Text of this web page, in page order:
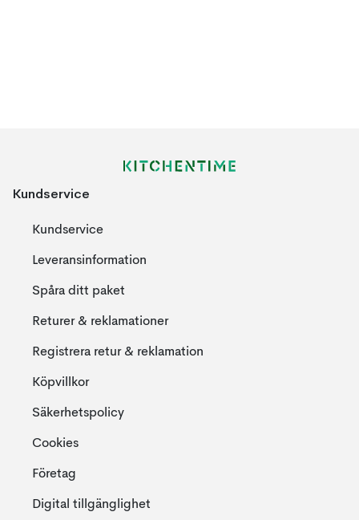
Kundservice
Kundservice
Leveransinformation
Spåra ditt paket
Returer & reklamationer
Registrera retur & reklamation
Köpvillkor
Säkerhetspolicy
Cookies
Företag
Digital tillgänglighet